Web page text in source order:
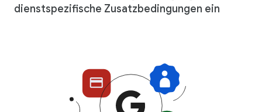
dienstspezifische Zusatzbedingungen ein